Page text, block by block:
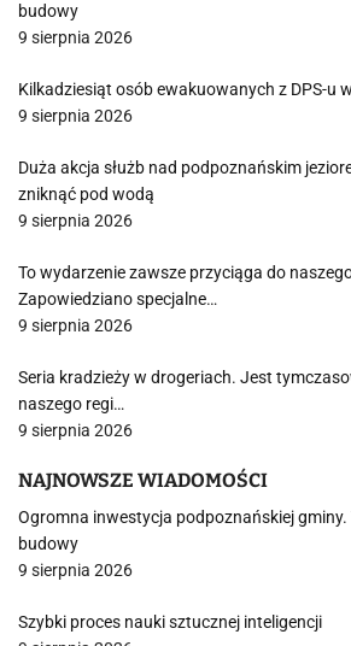
budowy
9 sierpnia 2026
Kilkadziesiąt osób ewakuowanych z DPS-u
9 sierpnia 2026
Duża akcja służb nad podpoznańskim
zniknąć pod wodą
9 sierpnia 2026
To wydarzenie zawsze przyciąga do
Zapowiedziano specjalne…
9 sierpnia 2026
Seria kradzieży w drogeriach. Jest
naszego regi…
9 sierpnia 2026
NAJNOWSZE WIADOMOŚCI
Ogromna inwestycja podpoznańskiej gminy.
budowy
9 sierpnia 2026
Szybki proces nauki sztucznej inteligencji